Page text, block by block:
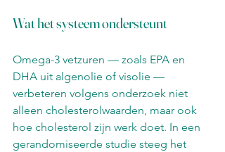
Wat het systeem ondersteunt
Omega-3 vetzuren — zoals EPA en
DHA uit algenolie of visolie —
verbeteren volgens onderzoek niet
alleen cholesterolwaarden, maar ook
hoe cholesterol zijn werk doet. In een
gerandomiseerde studie steeg het